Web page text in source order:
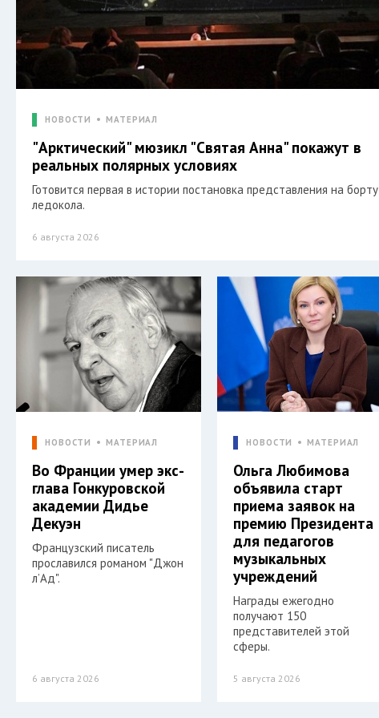
НОВОСТИ МАТЕРИАЛ
"Арктический" мюзикл "Святая Анна" покажут в
реальных полярных условиях
Готовится первая в истории постановка представления на борту
ледокола.
6 августа 2026
НОВОСТИ МАТЕРИАЛ
Во Франции умер экс-
глава Гонкуровской
академии Дидье
Декуэн
Французский писатель
прославился романом "Джон
л’Ад".
6 августа 2026
НОВОСТИ МАТЕРИАЛ
Ольга Любимова
объявила старт
приема заявок на
премию Президента
для педагогов
музыкальных
учреждений
Награды ежегодно
получают 150
представителей этой
сферы.
5 августа 2026